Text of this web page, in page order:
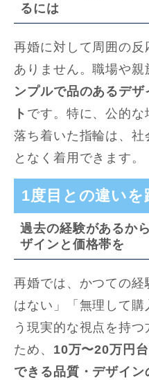
るには
再婚に対して周囲の反
ありません。職場や親
ンプルで品のあるデ
ト です。特に、公的
落ち着いた指輪は、社
となく着用できます。
1度目との違い
過去の経験があるか
ザインと価格帯を
再婚では、かつての
はない」「無理して
う現実的な視点を持
ため、 10万〜20万円
できる品質・デザイン